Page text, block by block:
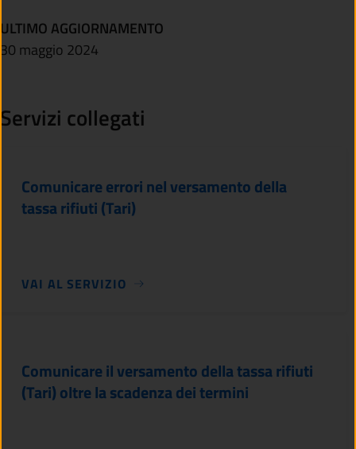
ULTIMO AGGIORNAMENTO
30 maggio 2024
Servizi collegati
Comunicare errori nel versamento della
tassa rifiuti (Tari)
VAI AL SERVIZIO
Comunicare il versamento della tassa rifiuti
(Tari) oltre la scadenza dei termini